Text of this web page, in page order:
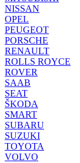
NISSAN
OPEL
PEUGEOT
PORSCHE
RENAULT
ROLLS ROYCE
ROVER
SAAB
SEAT
ŠKODA
SMART
SUBARU
SUZUKI
TOYOTA
VOLVO